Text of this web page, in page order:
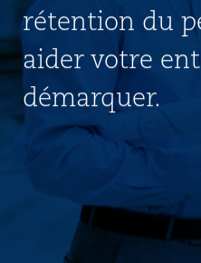
rétention du
aider votre
démarquer.